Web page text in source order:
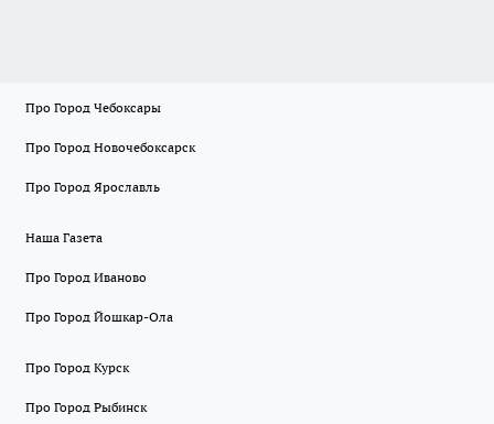
Про Город Чебоксары
Про Город Новочебоксарск
Про Город Ярославль
Наша Газета
Про Город Иваново
Про Город Йошкар-Ола
Про Город Курск
Про Город Рыбинск